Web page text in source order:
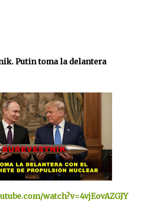
Putin toma la delantera
watch?v=4vjEovAZGJY